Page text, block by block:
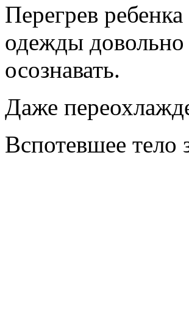
Перегрев
одежды
осознавать.
Даже
Вспотевшее тело